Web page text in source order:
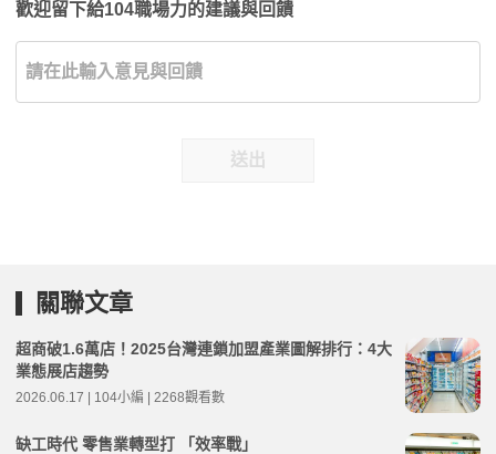
歡迎留下給104職場力的建議與回饋
送出
關聯文章
超商破1.6萬店！2025台灣連鎖加盟產業圖解排行：4大
業態展店趨勢
2026.06.17 | 104小編 | 2268觀看數
缺工時代 零售業轉型打 「效率戰」